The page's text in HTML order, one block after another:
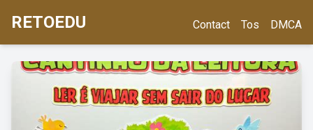
RETOEDU Contact Tos DMCA